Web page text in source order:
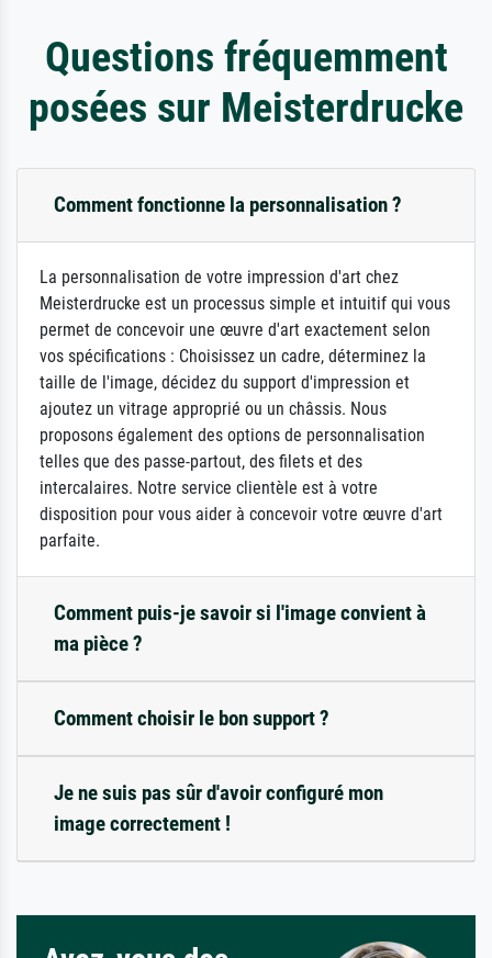
Questions fréquemment
posées sur Meisterdrucke
Comment fonctionne la personnalisation ?
La personnalisation de votre impression d'art chez
Meisterdrucke est un processus simple et intuitif qui vous
permet de concevoir une œuvre d'art exactement selon
vos spécifications : Choisissez un cadre, déterminez la
taille de l'image, décidez du support d'impression et
ajoutez un vitrage approprié ou un châssis. Nous
proposons également des options de personnalisation
telles que des passe-partout, des filets et des
intercalaires. Notre service clientèle est à votre
disposition pour vous aider à concevoir votre œuvre d'art
parfaite.
Comment puis-je savoir si l'image convient à
ma pièce ?
Comment choisir le bon support ?
Je ne suis pas sûr d'avoir configuré mon
image correctement !